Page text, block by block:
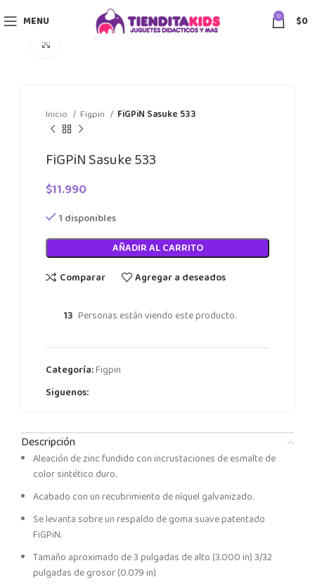
MENU 0 $0
Click to enlarge
Inicio Figpin FiGPiN Sasuke 533
FiGPiN Sasuke 533
$11.990
1 disponibles
AÑADIR AL CARRITO
Comparar
Agregar a deseados
13 Personas están viendo este producto.
Categoría:Figpin
Siguenos:
Descripción
Aleación de zinc fundido con incrustaciones de esmalte de
color sintético duro.
Acabado con un recubrimiento de níquel galvanizado.
Se levanta sobre un respaldo de goma suave patentado
FiGPiN.
Tamaño aproximado de 3 pulgadas de alto (3.000 in) 3/32
pulgadas de grosor (0.079 in)